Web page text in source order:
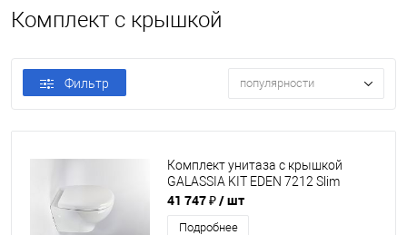
Комплект с крышкой
Фильтр популярности
Комплект унитаза с крышкой
GALASSIA KIT EDEN 7212 Slim
41 747 ₽/ шт
Подробнее